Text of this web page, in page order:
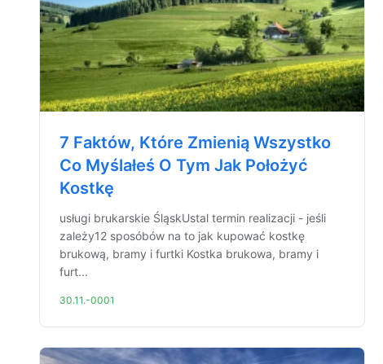
7 Faktów, Które Zmienią Wszystko
Co Myślałeś O Tym Jak Położyć
Kostkę
usługi brukarskie ŚląskUstal termin realizacji - jeśli
zależy12 sposóbów na to jak kupować kostkę
brukową, bramy i furtki Kostka brukowa, bramy i
furt...
30.11.-0001